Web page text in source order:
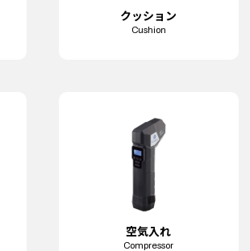
クッション
Cushion
空気入れ
Compressor